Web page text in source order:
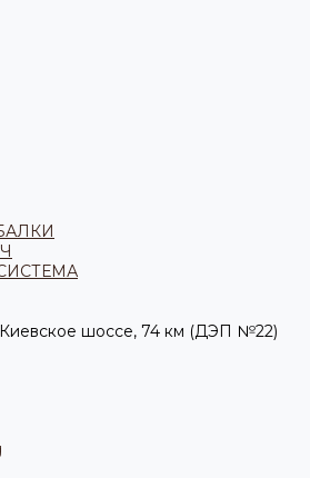
шоссе, 74 км (ДЭП №22)